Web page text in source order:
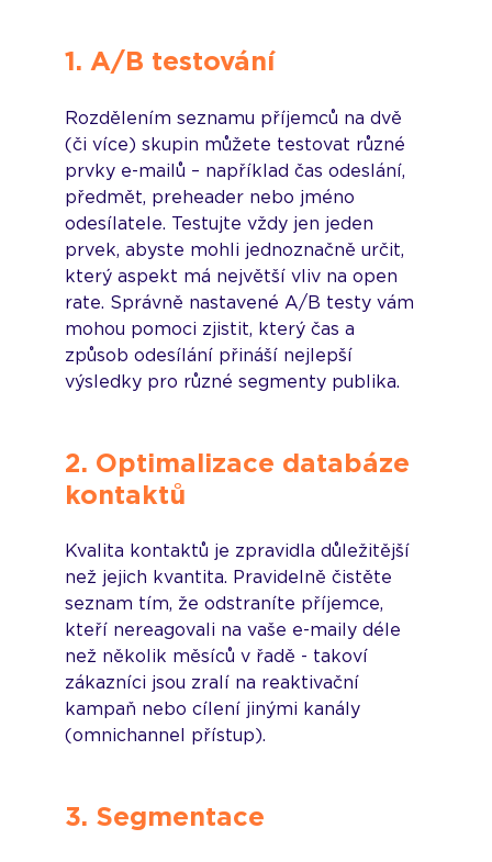
1. A/B testování
Rozdělením seznamu příjemců na dvě
(či více) skupin můžete testovat různé
prvky e-mailů – například čas odeslání,
předmět, preheader nebo jméno
odesílatele. Testujte vždy jen jeden
prvek, abyste mohli jednoznačně určit,
který aspekt má největší vliv na open
rate. Správně nastavené A/B testy vám
mohou pomoci zjistit, který čas a
způsob odesílání přináší nejlepší
výsledky pro různé segmenty publika.
2. Optimalizace databáze
kontaktů
Kvalita kontaktů je zpravidla důležitější
než jejich kvantita. Pravidelně čistěte
seznam tím, že odstraníte příjemce,
kteří nereagovali na vaše e-maily déle
než několik měsíců v řadě - takoví
zákazníci jsou zralí na reaktivační
kampaň nebo cílení jinými kanály
(omnichannel přístup).
3. Segmentace